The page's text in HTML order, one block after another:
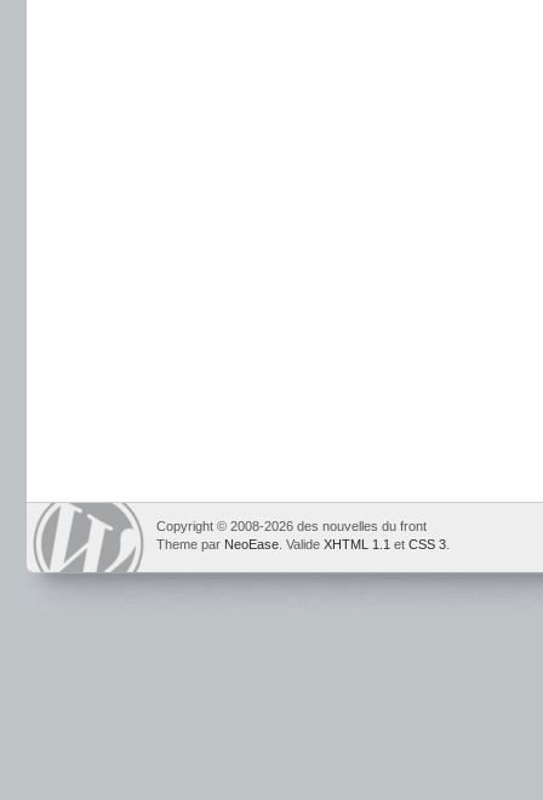
Copyright © 2008-2026 des nouvelles du front
Theme par NeoEase . Valide XHTML 1.1 et CSS 3